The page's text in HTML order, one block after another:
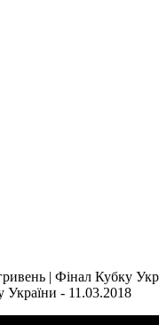
| Фінал Кубку
- 11.03.2018